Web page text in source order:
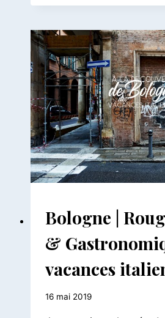
DE
BALTIQUE
|
UNE
SEMAINE
EN
ALLEMAGNE
DU
NORD
AILLEURS
|
|
Bologne |
&
vacances
Par
16 mai 2019